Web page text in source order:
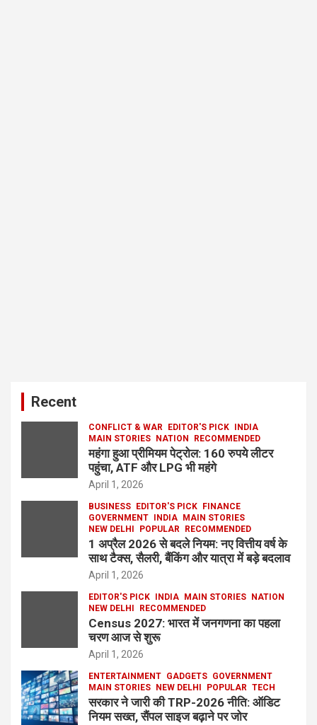
Recent
CONFLICT & WAR EDITOR'S PICK
INDIA
MAIN STORIES
NATION RECOMMENDED
महंगा हुआ प्रीमियम पेट्रोल: 160 रुपये लीटर
पहुंचा, ATF और LPG भी महंगे
April 1, 2026
BUSINESS EDITOR'S PICK
FINANCE
GOVERNMENT
INDIA
MAIN STORIES
NEW DELHI
POPULAR RECOMMENDED
1 अप्रैल 2026 से बदले नियम: नए वित्तीय वर्ष के
साथ टैक्स, सैलरी, बैंकिंग और यात्रा में बड़े बदलाव
April 1, 2026
EDITOR'S PICK INDIA MAIN STORIES
NATION
NEW DELHI
RECOMMENDED
Census 2027: भारत में जनगणना का पहला
चरण आज से शुरू
April 1, 2026
ENTERTAINMENT GADGETS GOVERNMENT
MAIN STORIES
NEW DELHI POPULAR TECH
सरकार ने जारी की TRP-2026 नीति: ऑडिट
नियम सख्त, सैंपल साइज बढ़ाने पर जोर